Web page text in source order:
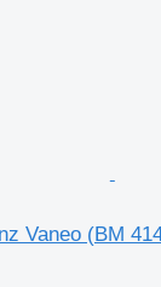
Vaneo (BM